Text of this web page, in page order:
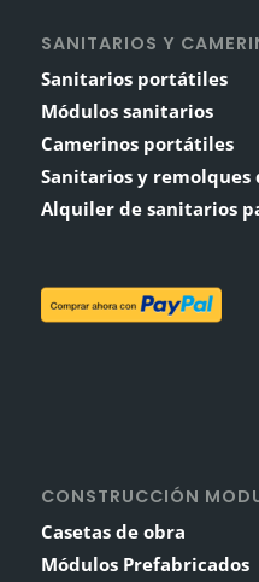
SANITARIOS Y
Sanitarios portátiles
Módulos sanitarios
Camerinos portátiles
Sanitarios y remolques
Alquiler de sanitarios
CONSTRUCCIÓN
Casetas de obra
Módulos Prefabricados